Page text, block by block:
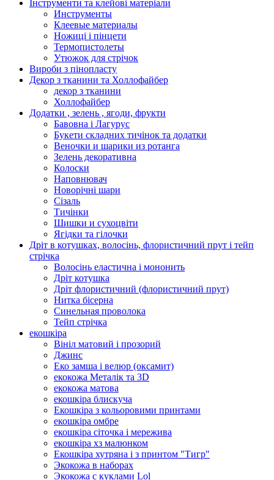
Інструменти та клейові матеріали
Инструменты
Клеевые материалы
Ножиці і пінцети
Термопистолеты
Утюжок для стрічок
Вироби з пінопласту
Декор з тканини та Холлофайбер
декор з тканини
Холлофайбер
Додатки , зелень , ягоди, фрукти
Бавовна і Лагурус
Букети складних тичінок та додатки
Веночки и шарики из ротанга
Зелень декоративна
Колоски
Наповнювач
Новорічні шари
Сізаль
Тичінки
Шишки и сухоцвіти
Ягідки та гілочки
Дріт в котушках, волосінь, флористичний прут і тейп
стрічка
Волосінь еластична і мононить
Дріт котушка
Дріт флористичний (флористичний прут)
Нитка бісерна
Синельная проволока
Тейп стрічка
екошкіра
Вініл матовий і прозорий
Джинс
Еко замша і велюр (оксамит)
екокожа Металік та 3D
екокожа матова
екошкіра блискуча
Екошкіра з кольоровими принтами
екошкіра омбре
екошкіра сіточка і мережива
екошкіра хз малюнком
Екошкіра хутряна і з принтом "Тигр"
Экокожа в наборах
Экокожа с куклами Lol